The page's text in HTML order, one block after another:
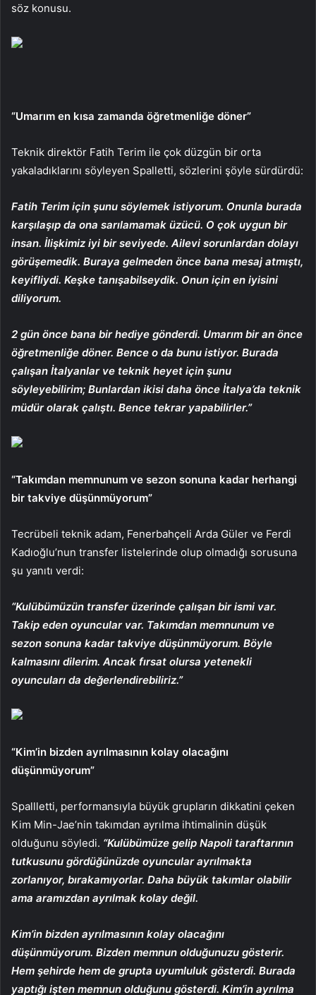
söz konusu.
“Umarım en kısa zamanda öğretmenliğe döner”
Teknik direktör Fatih Terim ile çok düzgün bir orta
yakaladıklarını söyleyen Spalletti, sözlerini şöyle sürdürdü:
Fatih Terim için şunu söylemek istiyorum. Onunla burada
karşılaşıp da ona sarılamamak üzücü. O çok uygun bir
insan. İlişkimiz iyi bir seviyede. Ailevi sorunlardan dolayı
görüşemedik. Buraya gelmeden önce bana mesaj atmıştı,
keyifliydi. Keşke tanışabilseydik. Onun için en iyisini
diliyorum.
2 gün önce bana bir hediye gönderdi. Umarım bir an önce
öğretmenliğe döner. Bence o da bunu istiyor. Burada
çalışan İtalyanlar ve teknik heyet için şunu
söyleyebilirim; Bunlardan ikisi daha önce İtalya’da teknik
müdür olarak çalıştı. Bence tekrar yapabilirler.”
“Takımdan memnunum ve sezon sonuna kadar herhangi
bir takviye düşünmüyorum”
Tecrübeli teknik adam, Fenerbahçeli Arda Güler ve Ferdi
Kadıoğlu’nun transfer listelerinde olup olmadığı sorusuna
şu yanıtı verdi:
“Kulübümüzün transfer üzerinde çalışan bir ismi var.
Takip eden oyuncular var. Takımdan memnunum ve
sezon sonuna kadar takviye düşünmüyorum. Böyle
kalmasını dilerim. Ancak fırsat olursa yetenekli
oyuncuları da değerlendirebiliriz.”
“Kim’in bizden ayrılmasının kolay olacağını
düşünmüyorum”
Spallletti, performansıyla büyük grupların dikkatini çeken
Kim Min-Jae’nin takımdan ayrılma ihtimalinin düşük
olduğunu söyledi. “Kulübümüze gelip Napoli taraftarının
tutkusunu gördüğünüzde oyuncular ayrılmakta
zorlanıyor, bırakamıyorlar. Daha büyük takımlar olabilir
ama aramızdan ayrılmak kolay değil.
Kim’in bizden ayrılmasının kolay olacağını
düşünmüyorum. Bizden memnun olduğunuzu gösterir.
Hem şehirde hem de grupta uyumluluk gösterdi. Burada
yaptığı işten memnun olduğunu gösterdi. Kim’in ayrılma